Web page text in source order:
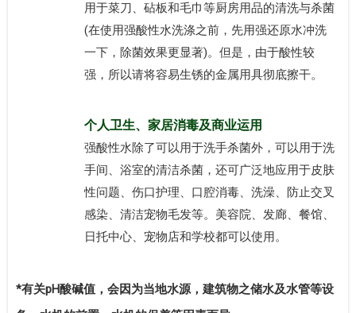
用于菜刀、砧板和毛巾等厨房用品的清洗与杀菌
(在使用强酸性水洗涤之前，先用强还原水冲洗
一下，除菌效果更显著)。但是，由于酸性较
强，所以请将容易生锈的金属用具彻底擦干。
个人卫生、家居消毒及商业运用
强酸性水除了可以用于洗手杀菌外，可以用于洗
手间、浴室的清洁杀菌，还可广泛地应用于皮肤
性问题、伤口护理、口腔消毒、洗澡、防止交叉
感染、清洁宠物毛发等。美容院、发廊、餐馆、
日托中心、宠物店和学校都可以使用。
*有关pH酸碱值，会因为当地水源，建筑物之储水及水管等设